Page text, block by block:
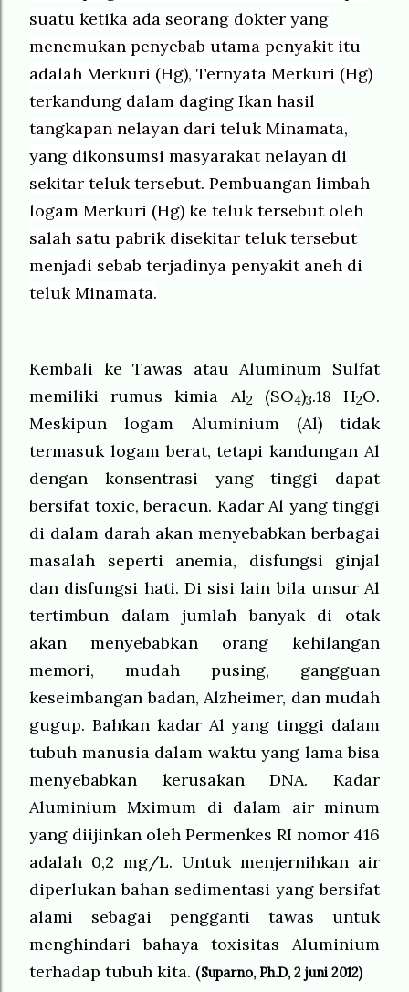
suatu ketika ada seorang dokter yang
menemukan penyebab utama penyakit itu
adalah Merkuri (Hg), Ternyata Merkuri (Hg)
terkandung dalam daging Ikan hasil
tangkapan nelayan dari teluk Minamata,
yang dikonsumsi masyarakat nelayan di
sekitar teluk tersebut. Pembuangan limbah
logam Merkuri (Hg) ke teluk tersebut oleh
salah satu pabrik disekitar teluk tersebut
menjadi sebab terjadinya penyakit aneh di
teluk Minamata.
Kembali ke Tawas atau Aluminum Sulfat
memiliki rumus kimia Al2 (SO4)3.18 H2O.
Meskipun logam Aluminium (Al) tidak
termasuk logam berat, tetapi kandungan Al
dengan konsentrasi yang tinggi dapat
bersifat toxic, beracun. Kadar Al yang tinggi
di dalam darah akan menyebabkan berbagai
masalah seperti anemia, disfungsi ginjal
dan disfungsi hati. Di sisi lain bila unsur Al
tertimbun dalam jumlah banyak di otak
akan menyebabkan orang kehilangan
memori, mudah pusing, gangguan
keseimbangan badan, Alzheimer, dan mudah
gugup. Bahkan kadar Al yang tinggi dalam
tubuh manusia dalam waktu yang lama bisa
menyebabkan kerusakan DNA. Kadar
Aluminium Mximum di dalam air minum
yang diijinkan oleh Permenkes RI nomor 416
adalah 0,2 mg/L. Untuk menjernihkan air
diperlukan bahan sedimentasi yang bersifat
alami sebagai pengganti tawas untuk
menghindari bahaya toxisitas Aluminium
terhadap tubuh kita. (Suparno, Ph.D, 2 juni 2012)